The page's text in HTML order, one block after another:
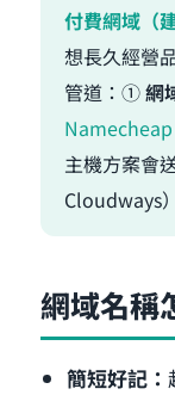
付費網域（
想長久經營
管道：①網
Namecheap
主機方案會
Cloudways
網域名稱
簡短好記：